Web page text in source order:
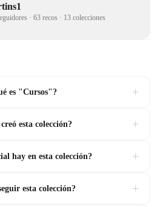
· 63 recos · 13 colecciones
es "Cursos"? +
esta colección? +
hay en esta colección? +
esta colección? +